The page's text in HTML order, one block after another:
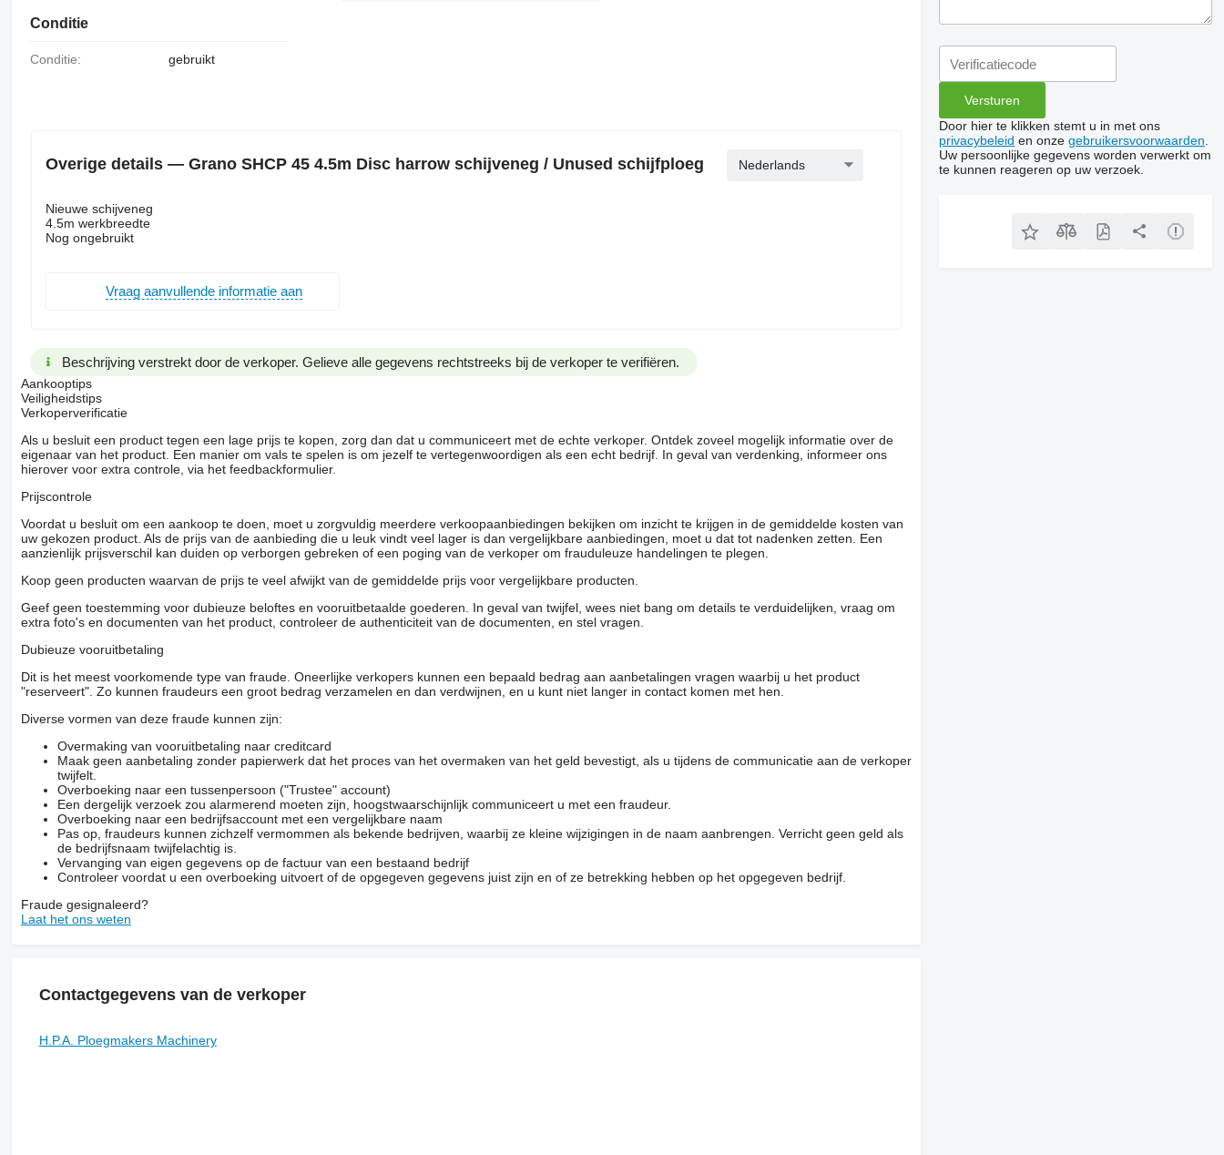
Conditie
Conditie: gebruikt
Overige details — Grano SHCP 45 4.5m Disc harrow schijveneg / Unused schijfploeg Nederlands
Nieuwe schijveneg
4.5m werkbreedte
Nog ongebruikt
Vraag aanvullende informatie aan
Beschrijving verstrekt door de verkoper. Gelieve alle gegevens rechtstreeks bij de verkoper te verifiëren.
Aankooptips
Veiligheidstips
Verkoperverificatie
Als u besluit een product tegen een lage prijs te kopen, zorg dan dat u communiceert met de echte verkoper. Ontdek zoveel mogelijk informatie over de
eigenaar van het product. Een manier om vals te spelen is om jezelf te vertegenwoordigen als een echt bedrijf. In geval van verdenking, informeer ons
hierover voor extra controle, via het feedbackformulier.
Prijscontrole
Voordat u besluit om een ​​aankoop te doen, moet u zorgvuldig meerdere verkoopaanbiedingen bekijken om inzicht te krijgen in de gemiddelde kosten van
uw gekozen product. Als de prijs van de aanbieding die u leuk vindt veel lager is dan vergelijkbare aanbiedingen, moet u dat tot nadenken zetten. Een
aanzienlijk prijsverschil kan duiden op verborgen gebreken of een poging van de verkoper om frauduleuze handelingen te plegen.
Koop geen producten waarvan de prijs te veel afwijkt van de gemiddelde prijs voor vergelijkbare producten.
Geef geen toestemming voor dubieuze beloftes en vooruitbetaalde goederen. In geval van twijfel, wees niet bang om details te verduidelijken, vraag om
extra foto's en documenten van het product, controleer de authenticiteit van de documenten, en stel vragen.
Dubieuze vooruitbetaling
Dit is het meest voorkomende type van fraude. Oneerlijke verkopers kunnen een bepaald bedrag aan aanbetalingen vragen waarbij u het product
"reserveert". Zo kunnen fraudeurs een groot bedrag verzamelen en dan verdwijnen, en u kunt niet langer in contact komen met hen.
Diverse vormen van deze fraude kunnen zijn:
Overmaking van vooruitbetaling naar creditcard
Maak geen aanbetaling zonder papierwerk dat het proces van het overmaken van het geld bevestigt, als u tijdens de communicatie aan de verkoper
twijfelt.
Overboeking naar een tussenpersoon ("Trustee" account)
Een dergelijk verzoek zou alarmerend moeten zijn, hoogstwaarschijnlijk communiceert u met een fraudeur.
Overboeking naar een bedrijfsaccount met een vergelijkbare naam
Pas op, fraudeurs kunnen zichzelf vermommen als bekende bedrijven, waarbij ze kleine wijzigingen in de naam aanbrengen. Verricht geen geld als
de bedrijfsnaam twijfelachtig is.
Vervanging van eigen gegevens op de factuur van een bestaand bedrijf
Controleer voordat u een overboeking uitvoert of de opgegeven gegevens juist zijn en of ze betrekking hebben op het opgegeven bedrijf.
Fraude gesignaleerd?
Laat het ons weten
Contactgegevens van de verkoper
H.P.A. Ploegmakers Machinery
Door hier te klikken stemt u in met ons
privacybeleid en onzegebruikersvoorwaarden
Uw persoonlijke gegevens worden verwerkt om
te kunnen reageren op uw verzoek.